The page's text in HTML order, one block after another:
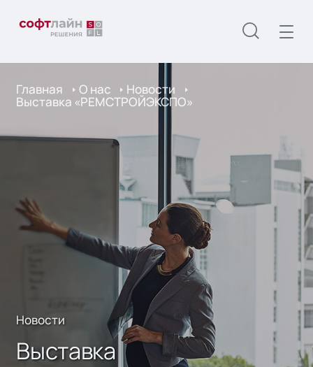
Главная О нас Новости
Выставка «РЕМСТРОЙЭКСПО»
Новости
Выставка